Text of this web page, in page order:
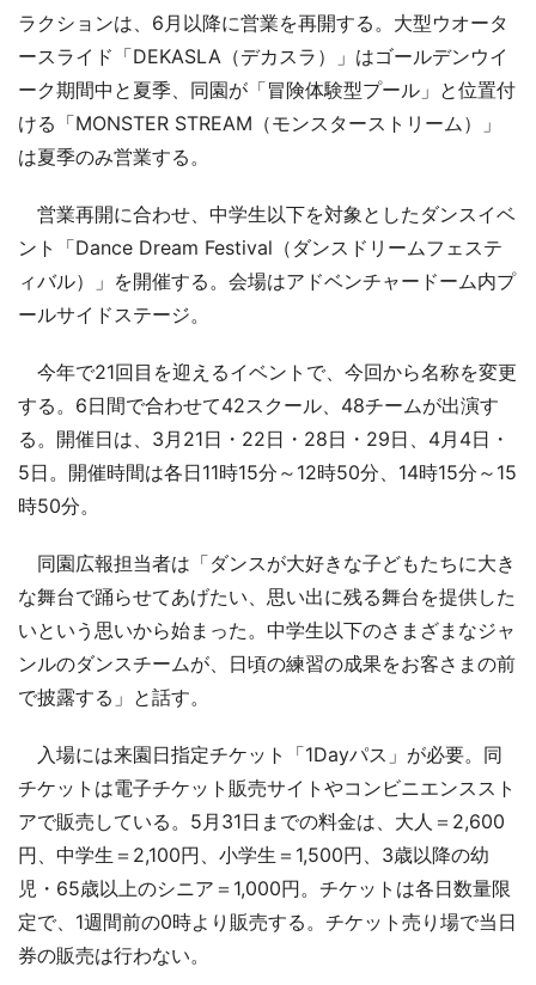
ラクションは、6月以降に営業を再開する。大型ウオータ
ースライド「DEKASLA（デカスラ）」はゴールデンウイ
ーク期間中と夏季、同園が「冒険体験型プール」と位置付
ける「MONSTER STREAM（モンスターストリーム）」
は夏季のみ営業する。
営業再開に合わせ、中学生以下を対象としたダンスイベ
ント「Dance Dream Festival（ダンスドリームフェステ
ィバル）」を開催する。会場はアドベンチャードーム内プ
ールサイドステージ。
今年で21回目を迎えるイベントで、今回から名称を変更
する。6日間で合わせて42スクール、48チームが出演す
る。開催日は、3月21日・22日・28日・29日、4月4日・
5日。開催時間は各日11時15分～12時50分、14時15分～15
時50分。
同園広報担当者は「ダンスが大好きな子どもたちに大き
な舞台で踊らせてあげたい、思い出に残る舞台を提供した
いという思いから始まった。中学生以下のさまざまなジャ
ンルのダンスチームが、日頃の練習の成果をお客さまの前
で披露する」と話す。
入場には来園日指定チケット「1Dayパス」が必要。同
チケットは電子チケット販売サイトやコンビニエンススト
アで販売している。5月31日までの料金は、大人＝2,600
円、中学生＝2,100円、小学生＝1,500円、3歳以降の幼
児・65歳以上のシニア＝1,000円。チケットは各日数量限
定で、1週間前の0時より販売する。チケット売り場で当日
券の販売は行わない。